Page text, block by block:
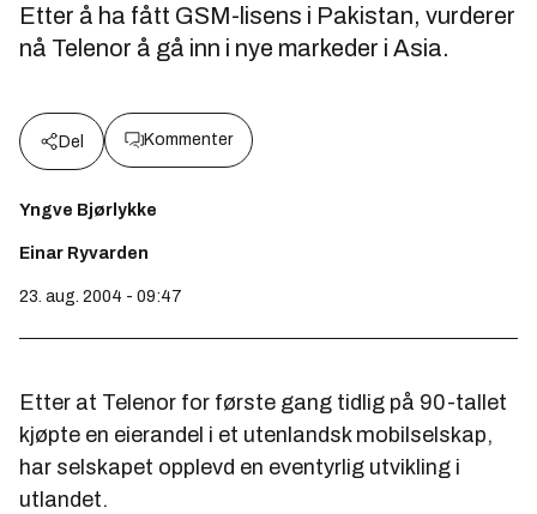
Etter å ha fått GSM-lisens i Pakistan, vurderer
nå Telenor å gå inn i nye markeder i Asia.
Del Kommenter
Yngve Bjørlykke
Einar Ryvarden
23. aug. 2004 - 09:47
Etter at Telenor for første gang tidlig på 90-tallet
kjøpte en eierandel i et utenlandsk mobilselskap,
har selskapet opplevd en eventyrlig utvikling i
utlandet.